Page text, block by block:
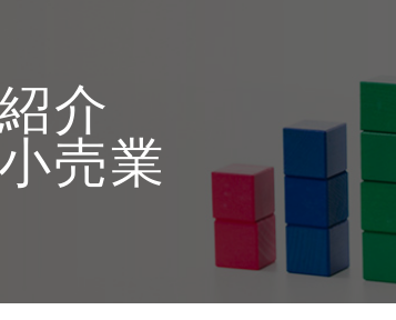
介
売業